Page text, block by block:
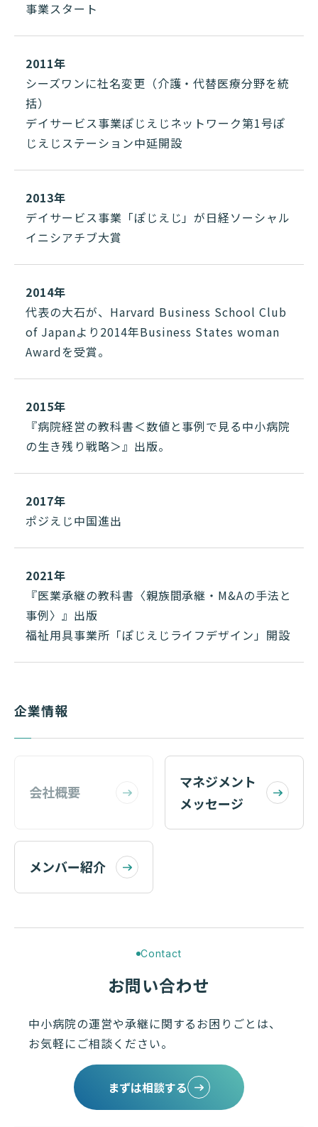
事業スタート
2011年
シーズワンに社名変更（介護・代替医療分野を統
括）
デイサービス事業ぽじえじネットワーク第1号ぽ
じえじステーション中延開設
2013年
デイサービス事業「ぽじえじ」が日経ソーシャル
イニシアチブ大賞
2014年
代表の大石が、Harvard Business School Club
of Japanより2014年Business States woman
Awardを受賞。
2015年
『病院経営の教科書＜数値と事例で見る中小病院
の生き残り戦略＞』出版。
2017年
ポジえじ中国進出
2021年
『医業承継の教科書〈親族間承継・M&Aの手法と
事例〉』出版
福祉用具事業所「ぽじえじライフデザイン」開設
企業情報
会社概要
マネジメント
メッセージ
メンバー紹介
Contact
お問い合わせ
中小病院の運営や承継に関するお困りごとは、
お気軽にご相談ください。
まずは相談する